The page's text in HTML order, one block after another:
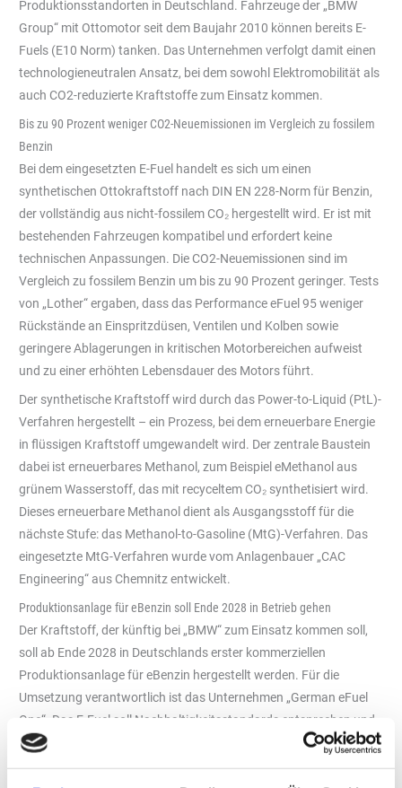
Produktionsstandorten in Deutschland. Fahrzeuge der „BMW
Group“ mit Ottomotor seit dem Baujahr 2010 können bereits E-
Fuels (E10 Norm) tanken. Das Unternehmen verfolgt damit einen
technologieneutralen Ansatz, bei dem sowohl Elektromobilität als
auch CO2-reduzierte Kraftstoffe zum Einsatz kommen.
Bis zu 90 Prozent weniger CO2-Neuemissionen im Vergleich zu fossilem
Benzin
Bei dem eingesetzten E-Fuel handelt es sich um einen
synthetischen Ottokraftstoff nach DIN EN 228-Norm für Benzin,
der vollständig aus nicht-fossilem CO₂ hergestellt wird. Er ist mit
bestehenden Fahrzeugen kompatibel und erfordert keine
technischen Anpassungen. Die CO2-Neuemissionen sind im
Vergleich zu fossilem Benzin um bis zu 90 Prozent geringer. Tests
von „Lother“ ergaben, dass das Performance eFuel 95 weniger
Rückstände an Einspritzdüsen, Ventilen und Kolben sowie
geringere Ablagerungen in kritischen Motorbereichen aufweist
und zu einer erhöhten Lebensdauer des Motors führt.
Der synthetische Kraftstoff wird durch das Power-to-Liquid (PtL)-
Verfahren hergestellt – ein Prozess, bei dem erneuerbare Energie
in flüssigen Kraftstoff umgewandelt wird. Der zentrale Baustein
dabei ist erneuerbares Methanol, zum Beispiel eMethanol aus
grünem Wasserstoff, das mit recyceltem CO₂ synthetisiert wird.
Dieses erneuerbare Methanol dient als Ausgangsstoff für die
nächste Stufe: das Methanol-to-Gasoline (MtG)-Verfahren. Das
eingesetzte MtG-Verfahren wurde vom Anlagenbauer „CAC
Engineering“ aus Chemnitz entwickelt.
Produktionsanlage für eBenzin soll Ende 2028 in Betrieb gehen
Der Kraftstoff, der künftig bei „BMW“ zum Einsatz kommen soll,
soll ab Ende 2028 in Deutschlands erster kommerziellen
Produktionsanlage für eBenzin hergestellt werden. Für die
Umsetzung verantwortlich ist das Unternehmen „German eFuel
One“. Das E-Fuel soll Nachhaltigkeitsstandards entsprechen und
eine Reduktion der CO₂-Neuemissionen von bis zu 90 Prozent